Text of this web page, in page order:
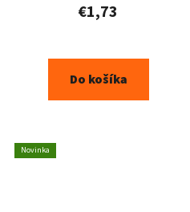
€1,73
Do košíka
Novinka